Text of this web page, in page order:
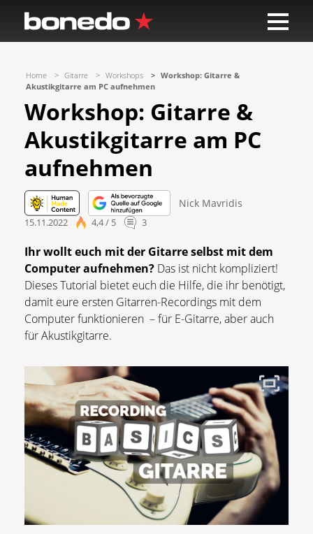
Home Gitarre Workshops
Workshop: Gitarre &
Akustikgitarre am PC aufnehmen
Workshop: Gitarre &
Akustikgitarre am PC
aufnehmen
Nick Mavridis
15.11.2022 4,4 / 5 3
Ihr wollt euch mit der Gitarre selbst mit dem
Computer aufnehmen? Das ist nicht kompliziert!
Dieses Tutorial bietet euch die Hilfe, die ihr benötigt,
damit eure ersten Gitarren-Recordings mit dem
Computer funktionieren – für E-Gitarre, aber auch
für Akustikgitarre.